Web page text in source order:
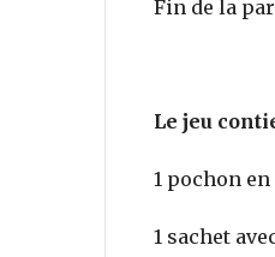
Fin de la
Le jeu
1 pochon
1 sachet